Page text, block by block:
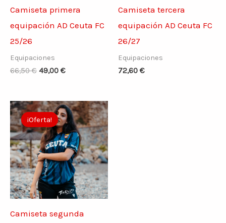
Camiseta primera
equipación AD Ceuta FC
25/26
Equipaciones
66,50€ 49,00 €
Camiseta tercera
equipación AD Ceuta FC
26/27
Equipaciones
72,60 €
¡Oferta!
¡Oferta!
Camiseta segunda
El
precio
original
era:
66,50 €.
El
precio
actual
es:
49,00 €.